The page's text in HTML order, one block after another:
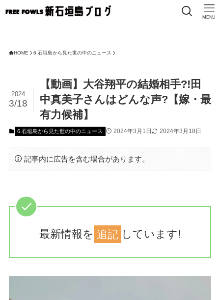
MENU
HOME 6.石垣島から見た世の中のニュース
【動画】大谷翔平の結婚相手?!田
中真美子さんはどんな声?【嫁・最
有力候補】
2024
3/18
6.石垣島から見た世の中のニュース 2024年3月1日 2024年3月18日
記事内に広告を含む場合があります。
最新情報を 追記 しています!